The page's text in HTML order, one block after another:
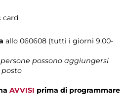
card
allo 060608 (tutti i giorni 9.00-
possono aggiungersi
posto
AVVISI prima di programmare